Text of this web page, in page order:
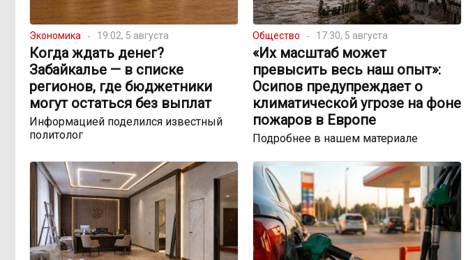
Экономика 19:02, 5 августа
Когда ждать денег?
Забайкалье — в списке
регионов, где бюджетники
могут остаться без выплат
Информацией поделился известный
политолог
Общество 17:30, 5 августа
«Их масштаб может
превысить весь наш опыт»:
Осипов предупреждает о
климатической угрозе на фоне
пожаров в Европе
Подробнее в нашем материале